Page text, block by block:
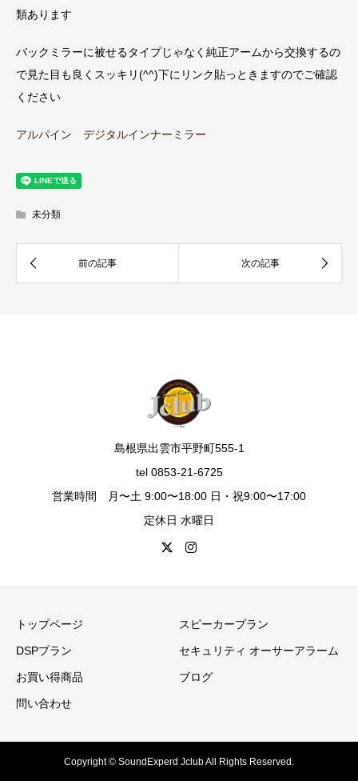
類あります
バックミラーに被せるタイプじゃなく純正アームから交換するの
で見た目も良くスッキリ(^^)下にリンク貼っときますのでご確認
ください
アルパイン デジタルインナーミラー
未分類
島根県出雲市平野町555-1
tel 0853-21-6725
営業時間 月〜土 9:00〜18:00 日・祝9:00〜17:00
定休日 水曜日
トップページ スピーカープラン
DSPプラン セキュリティ オーサーアラーム
お買い得商品 ブログ
問い合わせ
Copyright © SoundExperd Jclub All Rights Reserved.